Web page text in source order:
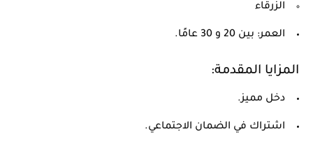
الزرقاء
العمر: بين 20 و 30 عامًا.
المزايا المقدمة:
دخل مميز.
اشتراك في الضمان الاجتماعي.